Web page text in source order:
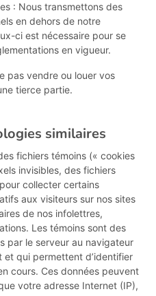
: Nous transmettons des
en dehors de notre
ci est nécessaire pour se
en vigueur.
pas vendre ou louer vos
tierce partie.
similaires
fichiers témoins (« cookies
invisibles, des fichiers
collecter certains
aux visiteurs sur nos sites
de nos infolettres,
Les témoins sont des
par le serveur au navigateur
et qui permettent d’identifier
cours. Ces données peuvent
votre adresse Internet (IP),